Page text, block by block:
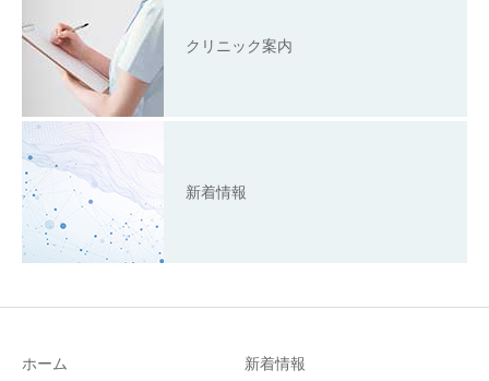
クリニック案内
新着情報
ホーム 新着情報